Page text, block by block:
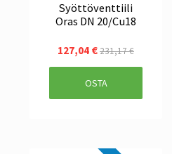
Syöttöventtiili
Oras DN 20/Cu18
127,04 €231,17 €
OSTA